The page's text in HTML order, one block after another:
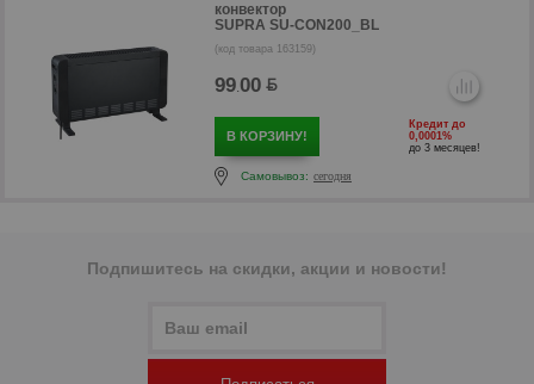
р
конвектор
SUPRA SU-CON200_BL
(код товара 163159)
99.00
В КОРЗИНУ!
Кредит до
0,0001%
до 3 месяцев!
Самовывоз: сегодня
Подпишитесь на скидки, акции и новости!